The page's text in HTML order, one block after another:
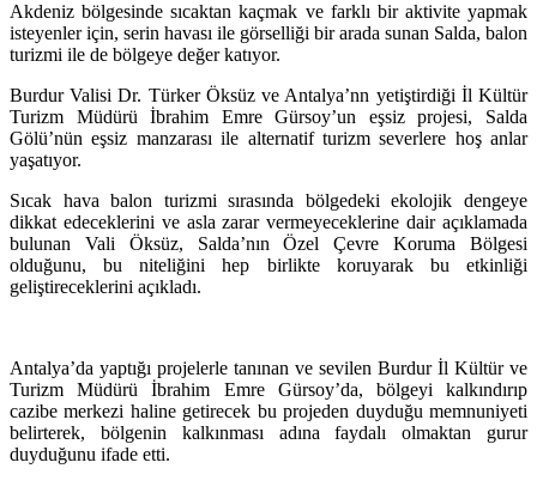
Akdeniz bölgesinde sıcaktan kaçmak ve farklı bir aktivite yapmak
isteyenler için, serin havası ile görselliği bir arada sunan Salda, balon
turizmi ile de bölgeye değer katıyor.
Burdur Valisi Dr. Türker Öksüz ve Antalya’nn yetiştirdiği İl Kültür
Turizm Müdürü İbrahim Emre Gürsoy’un eşsiz projesi, Salda
Gölü’nün eşsiz manzarası ile alternatif turizm severlere hoş anlar
yaşatıyor.
Sıcak hava balon turizmi sırasında bölgedeki ekolojik dengeye
dikkat edeceklerini ve asla zarar vermeyeceklerine dair açıklamada
bulunan Vali Öksüz, Salda’nın Özel Çevre Koruma Bölgesi
olduğunu, bu niteliğini hep birlikte koruyarak bu etkinliği
geliştireceklerini açıkladı.
Antalya’da yaptığı projelerle tanınan ve sevilen Burdur İl Kültür ve
Turizm Müdürü İbrahim Emre Gürsoy’da, bölgeyi kalkındırıp
cazibe merkezi haline getirecek bu projeden duyduğu memnuniyeti
belirterek, bölgenin kalkınması adına faydalı olmaktan gurur
duyduğunu ifade etti.